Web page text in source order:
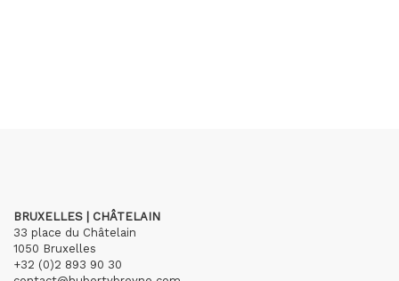
BRUXELLES | CHÂTELAIN
33 place du Châtelain
1050 Bruxelles
+32 (0)2 893 90 30